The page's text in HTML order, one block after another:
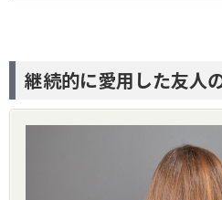
継続的に愛用した友人